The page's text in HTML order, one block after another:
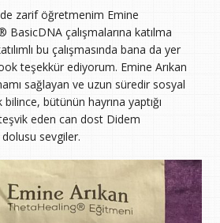
zarif öğretmenim Emine
BasicDNA çalışmalarına katılma
bu çalışmasında bana da yer
teşekkür ediyorum. Emine Arıkan
sağlayan ve uzun süredir sosyal
bütünün hayrına yaptığı
eden can dost Didem
sevgiler.